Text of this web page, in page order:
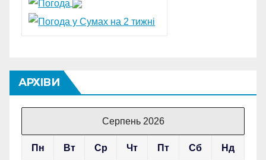
АРХІВИ
Серпень 2026
Пн Вт Ср Чт Пт Сб Нд